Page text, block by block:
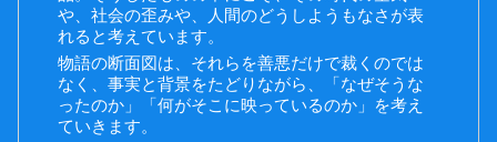
や、社会の歪みや、人間のどうしようもなさが表
れると考えています。
物語の断面図は、それらを善悪だけで裁くのでは
なく、事実と背景をたどりながら、「なぜそうな
ったのか」「何がそこに映っているのか」を考え
ていきます。